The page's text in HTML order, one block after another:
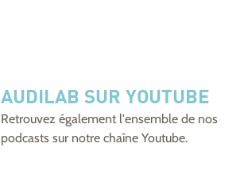
AUDILAB SUR YOUTUBE
Retrouvez également l'ensemble de nos
podcasts sur notre chaîne Youtube.